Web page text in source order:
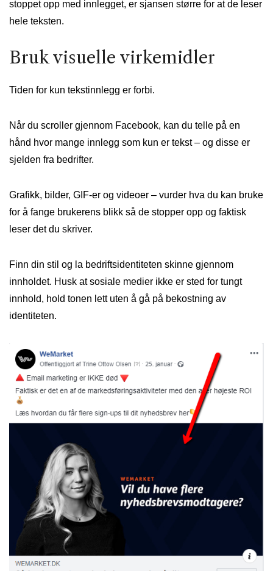
stoppet opp med innlegget, er sjansen større for at de leser
hele teksten.
Bruk visuelle virkemidler
Tiden for kun tekstinnlegg er forbi.
Når du scroller gjennom Facebook, kan du telle på en
hånd hvor mange innlegg som kun er tekst – og disse er
sjelden fra bedrifter.
Grafikk, bilder, GIF-er og videoer – vurder hva du kan bruke
for å fange brukerens blikk så de stopper opp og faktisk
leser det du skriver.
Finn din stil og la bedriftsidentiteten skinne gjennom
innholdet. Husk at sosiale medier ikke er sted for tungt
innhold, hold tonen lett uten å gå på bekostning av
identiteten.